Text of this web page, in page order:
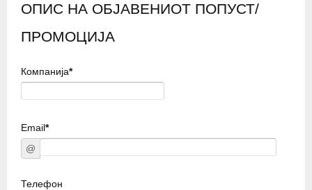
ОПИС НА ОБЈАВЕНИОТ ПОПУСТ/
ПРОМОЦИЈА
Компанија*
Email*
@
Телефон